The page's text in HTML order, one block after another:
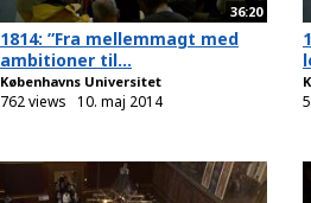
36:20
1814: ”Fra mellemmagt med
ambitioner til...
Københavns Universitet
762 views 10. maj 2014